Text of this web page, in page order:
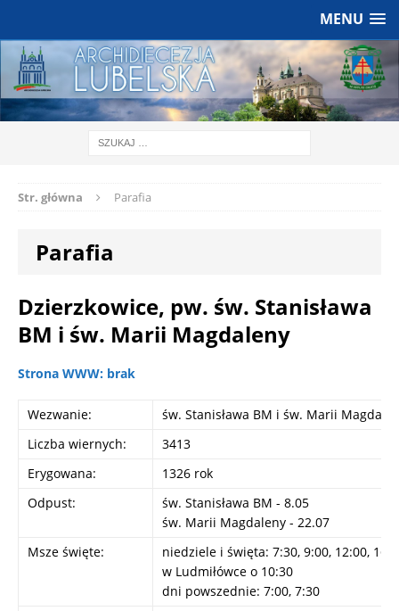
MENU
Str. główna Parafia
Parafia
Dzierzkowice, pw. św. Stanisława
BM i św. Marii Magdaleny
Strona WWW: brak
Wezwanie:
św. Stanisława BM i św. Marii
Liczba wiernych:
3413
Erygowana:
1326 rok
Odpust:
św. Stanisława BM - 8.05
św. Marii Magdaleny - 22.07
Msze święte:
niedziele i święta: 7:30, 9:00, 12:00,
w Ludmiłówce o 10:30
dni powszednie: 7:00, 7:30